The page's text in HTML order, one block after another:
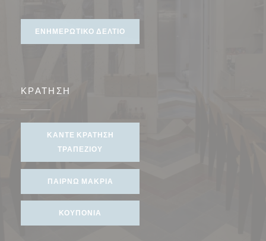
ΕΝΗΜΕΡΩΤΙΚΌ ΔΕΛΤΊΟ
ΚΡΆΤΗΣΗ
ΚΆΝΤΕ ΚΡΆΤΗΣΗ
ΤΡΑΠΕΖΙΟΎ
ΠΑΊΡΝΩ ΜΑΚΡΙΆ
ΚΟΥΠΌΝΙΑ